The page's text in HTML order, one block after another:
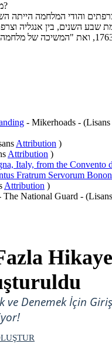
מה היה מלחמת הצרפתים והאינדיאנים?
והודי המלחמה הייתה
- Mikerhoads - (Lisans
Attribution )
Attribution )
Italy, from the Convento
Fratrum Servorum
Attribution )
The National Guard - (Lisans
Hikaye
ve Denemek İçin Giriş